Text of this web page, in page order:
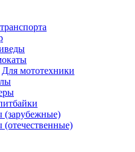
Для мототехники
(зарубежные)